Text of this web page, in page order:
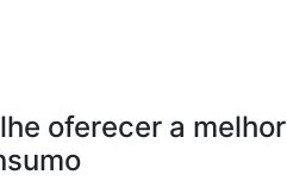
oferecer a melhor